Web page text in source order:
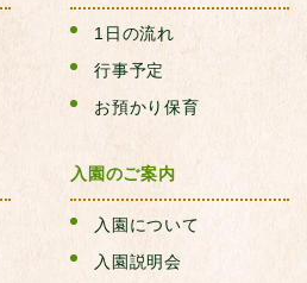
会）
1日の流れ
行事予定
お預かり保育
入園のご案内
入園について
入園説明会